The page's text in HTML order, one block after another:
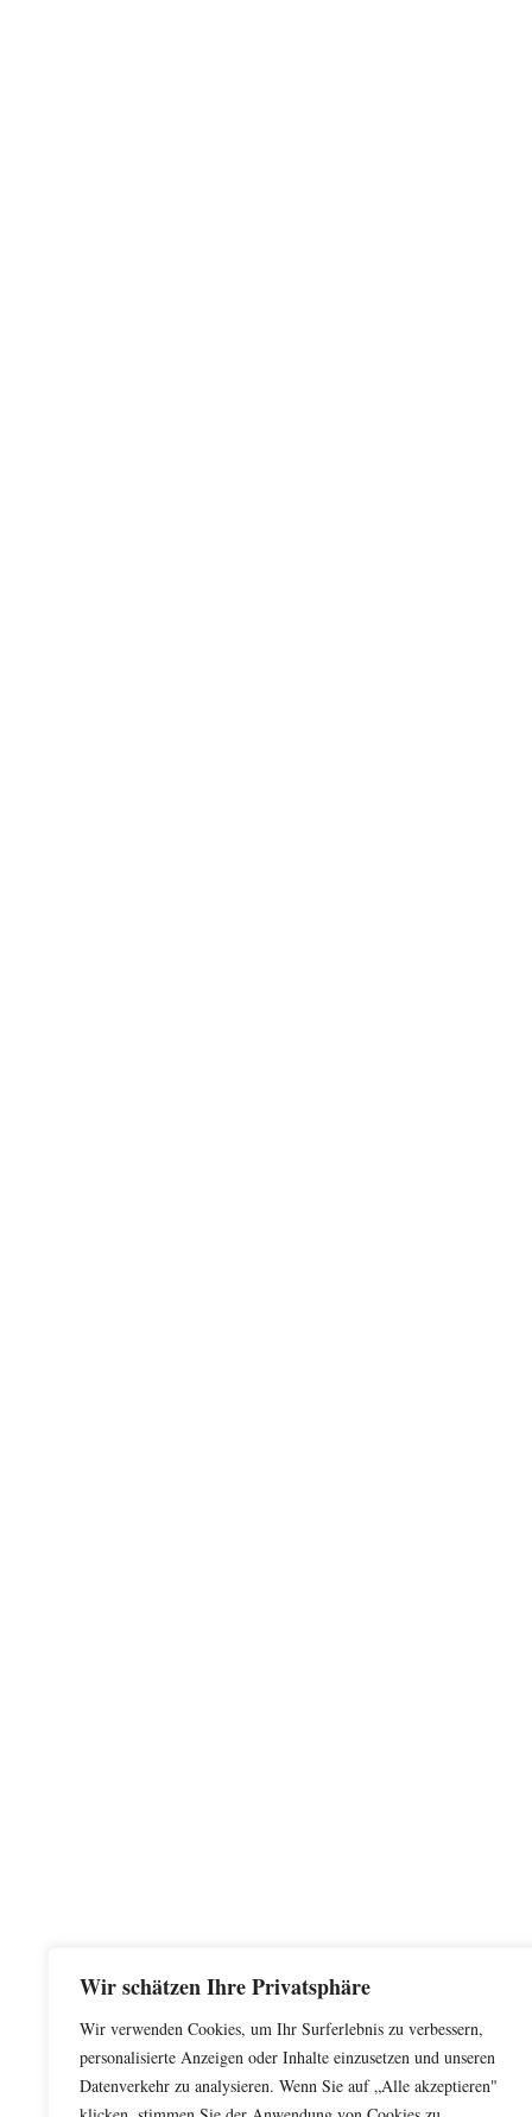
Wir schätzen Ihre Privatsphäre
Wir verwenden Cookies, um Ihr Surferlebnis zu verbessern,
personalisierte Anzeigen oder Inhalte einzusetzen und unseren
Datenverkehr zu analysieren. Wenn Sie auf „Alle akzeptieren"